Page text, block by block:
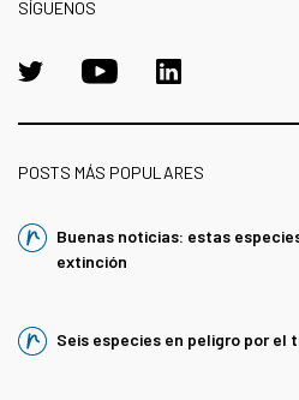
SÍGUENOS
POSTS MÁS POPULARES
Buenas noticias: estas
extinción
Seis especies en peligro por el